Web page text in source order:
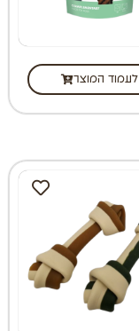
לעמוד המוצר